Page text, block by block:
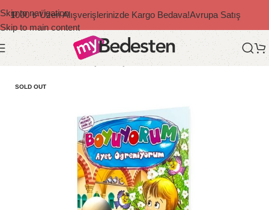
Skip to navigation
Skip to main content
1000 ₺ Üzeri Alışverişlerinizde Kargo Bedava!Avrupa Satış
Ana Sayfa Bedesten Çocuk Çocuk Kitapları
SOLD OUT